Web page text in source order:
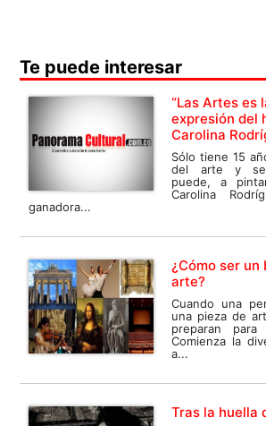
Te puede interesar
“Las Artes es
expresión del
Carolina
Sólo tiene 15
del arte y se
puede, a
Carolina
ganadora...
¿Cómo ser
arte?
Cuando una
una pieza de
preparan
Comienza la
a...
Tras la huella